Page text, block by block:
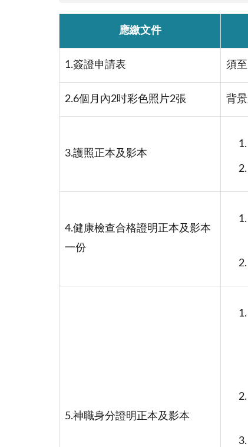
應繳文件
1.簽證申請表 須至
2.6個月內2吋彩色照片2張 背
3.護照正本及影本
4.健康檢查合格證明正本及影本
一份
5.神職身分證明正本及影本